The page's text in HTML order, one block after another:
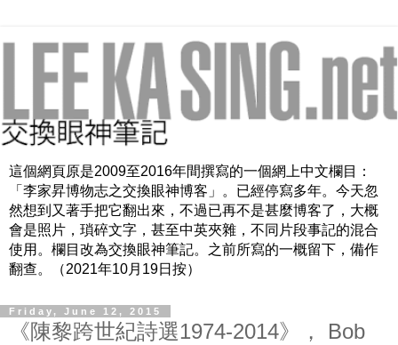
這個網頁原是2009至2016年間撰寫的一個網上中文欄目：
「李家昇博物志之交換眼神博客」。已經停寫多年。今天忽
然想到又著手把它翻出來，不過已再不是甚麼博客了，大概
會是照片，瑣碎文字，甚至中英夾雜，不同片段事記的混合
使用。欄目改為交換眼神筆記。之前所寫的一概留下，備作
翻查。（2021年10月19日按）
Friday, June 12, 2015
《陳黎跨世紀詩選1974-2014》， Bob